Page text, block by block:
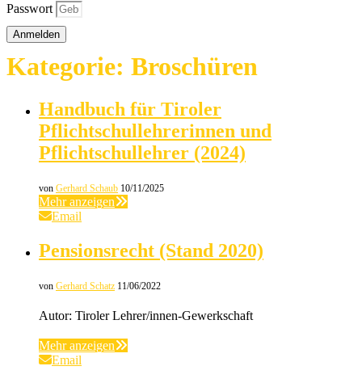
Passwort
Anmelden
Kategorie: Broschüren
Handbuch für Tiroler
Pflichtschullehrerinnen und
Pflichtschullehrer (2024)
von Gerhard Schaub 10/11/2025
Mehr anzeigen
Email
Pensionsrecht (Stand 2020)
von Gerhard Schatz 11/06/2022
Autor: Tiroler Lehrer/innen-Gewerkschaft
Mehr anzeigen
Email